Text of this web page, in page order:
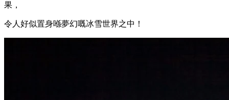
果，
令人好似置身喺夢幻嘅冰雪世界之中！